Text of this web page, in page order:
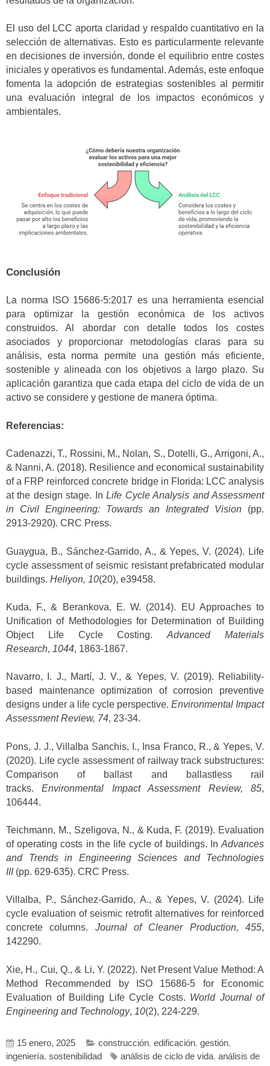
El uso del LCC aporta claridad y respaldo cuantitativo en la
selección de alternativas. Esto es particularmente relevante
en decisiones de inversión, donde el equilibrio entre costes
iniciales y operativos es fundamental. Además, este enfoque
fomenta la adopción de estrategias sostenibles al permitir
una evaluación integral de los impactos económicos y
ambientales.
Conclusión
La norma ISO 15686-5:2017 es una herramienta esencial
para optimizar la gestión económica de los activos
construidos. Al abordar con detalle todos los costes
asociados y proporcionar metodologías claras para su
análisis, esta norma permite una gestión más eficiente,
sostenible y alineada con los objetivos a largo plazo. Su
aplicación garantiza que cada etapa del ciclo de vida de un
activo se considere y gestione de manera óptima.
Referencias:
Cadenazzi, T., Rossini, M., Nolan, S., Dotelli, G., Arrigoni, A.,
& Nanni, A. (2018). Resilience and economical sustainability
of a FRP reinforced concrete bridge in Florida: LCC analysis
at the design stage. InLife Cycle Analysis and Assessment
in Civil Engineering: Towards an Integrated Vision (pp.
2913-2920). CRC Press.
Guaygua, B., Sánchez-Garrido, A., & Yepes, V. (2024). Life
cycle assessment of seismic resistant prefabricated modular
buildings. Heliyon, 10(20), e39458.
Kuda, F., & Berankova, E. W. (2014). EU Approaches to
Unification of Methodologies for Determination of Building
Object Life Cycle Costing.Advanced Materials
Research, 1044, 1863-1867.
Navarro, I. J., Martí, J. V., & Yepes, V. (2019). Reliability-
based maintenance optimization of corrosion preventive
designs under a life cycle perspective. Environmental Impact
Assessment Review, 74, 23-34.
Pons, J. J., Villalba Sanchis, I., Insa Franco, R., & Yepes, V.
(2020). Life cycle assessment of railway track substructures:
Comparison of ballast and ballastless rail
tracks.Environmental Impact Assessment Review, 85,
106444.
Teichmann, M., Szeligova, N., & Kuda, F. (2019). Evaluation
of operating costs in the life cycle of buildings. In Advances
and Trends in Engineering Sciences and Technologies
III(pp. 629-635). CRC Press.
Villalba, P., Sánchez-Garrido, A., & Yepes, V. (2024). Life
cycle evaluation of seismic retrofit alternatives for reinforced
concrete columns. Journal of Cleaner Production, 455,
142290.
Xie, H., Cui, Q., & Li, Y. (2022). Net Present Value Method: A
Method Recommended by ISO 15686-5 for Economic
Evaluation of Building Life Cycle Costs. World Journal of
Engineering and Technology, 10(2), 224-229.
15 enero, 2025 construcción, edificación, gestión,
ingeniería, sostenibilidad análisis de ciclo de vida, análisis de